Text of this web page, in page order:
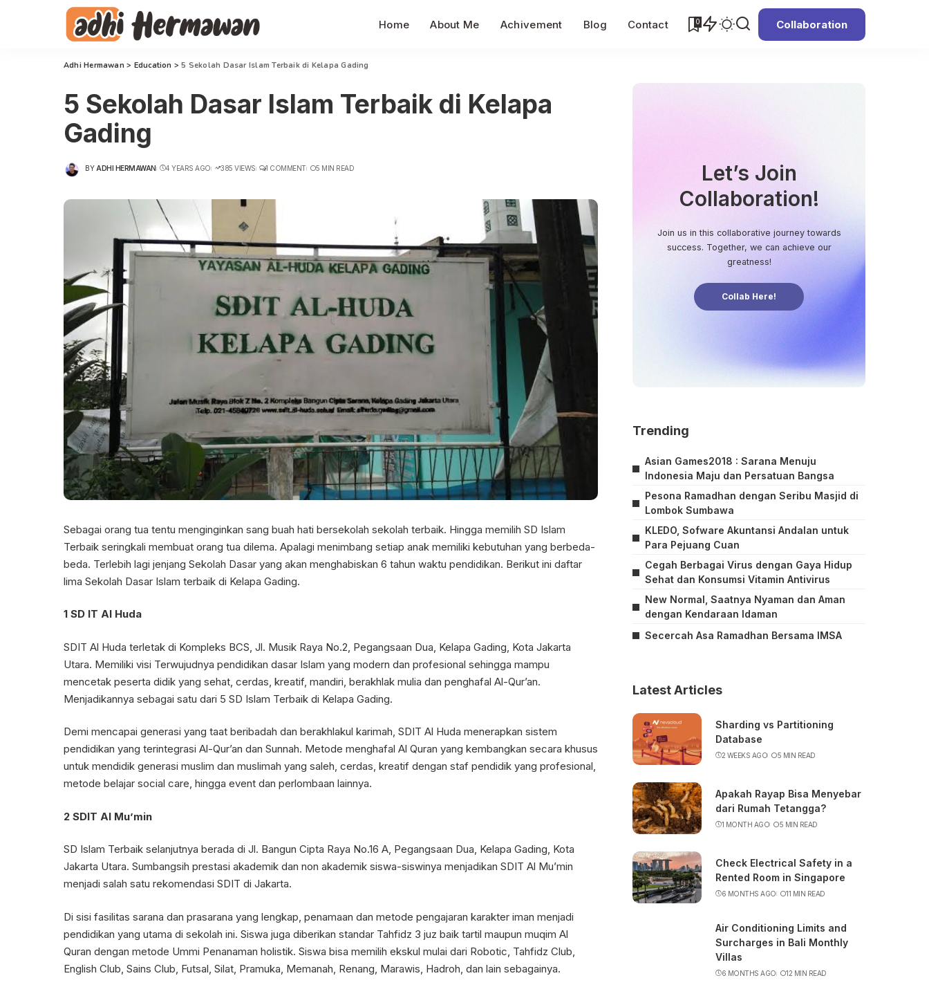
Home About Me Achivement Blog Contact 0 Collaboration
Adhi Hermawan > Education >5 Sekolah Dasar Islam Terbaik di Kelapa Gading
5 Sekolah Dasar Islam Terbaik di Kelapa
Gading
POSTED
BY ADHI HERMAWAN 4 YEARS AGO 385 VIEWS 1 COMMENT 5 MIN READ
Sebagai orang tua tentu menginginkan sang buah hati bersekolah sekolah terbaik. Hingga memilih SD Islam
Terbaik seringkali membuat orang tua dilema. Apalagi menimbang setiap anak memiliki kebutuhan yang berbeda-
beda. Terlebih lagi jenjang Sekolah Dasar yang akan menghabiskan 6 tahun waktu pendidikan. Berikut ini daftar
lima Sekolah Dasar Islam terbaik di Kelapa Gading.
1 SD IT Al Huda
SDIT Al Huda terletak di Kompleks BCS, Jl. Musik Raya No.2, Pegangsaan Dua, Kelapa Gading, Kota Jakarta
Utara. Memiliki visi Terwujudnya pendidikan dasar Islam yang modern dan profesional sehingga mampu
mencetak peserta didik yang sehat, cerdas, kreatif, mandiri, berakhlak mulia dan penghafal Al-Qur’an.
Menjadikannya sebagai satu dari 5 SD Islam Terbaik di Kelapa Gading.
Demi mencapai generasi yang taat beribadah dan berakhlakul karimah, SDIT Al Huda menerapkan sistem
pendidikan yang terintegrasi Al-Qur’an dan Sunnah. Metode menghafal Al Quran yang kembangkan secara khusus
untuk mendidik generasi muslim dan muslimah yang saleh, cerdas, kreatif dengan staf pendidik yang profesional,
metode belajar social care, hingga event dan perlombaan lainnya.
2 SDIT Al Mu’min
SD Islam Terbaik selanjutnya berada di Jl. Bangun Cipta Raya No.16 A, Pegangsaan Dua, Kelapa Gading, Kota
Jakarta Utara. Sumbangsih prestasi akademik dan non akademik siswa-siswinya menjadikan SDIT Al Mu’min
menjadi salah satu rekomendasi SDIT di Jakarta.
Di sisi fasilitas sarana dan prasarana yang lengkap, penamaan dan metode pengajaran karakter iman menjadi
pendidikan yang utama di sekolah ini. Siswa juga diberikan standar Tahfidz 3 juz baik tartil maupun muqim Al
Quran dengan metode Ummi Penanaman holistik. Siswa bisa memilih ekskul mulai dari Robotic, Tahfidz Club,
English Club, Sains Club, Futsal, Silat, Pramuka, Memanah, Renang, Marawis, Hadroh, dan lain sebagainya.
Let’s Join
Collaboration!
Join us in this collaborative journey towards
success. Together, we can achieve our
greatness!
Collab Here!
Trending
Asian Games2018 : Sarana Menuju
Indonesia Maju dan Persatuan Bangsa
Pesona Ramadhan dengan Seribu Masjid di
Lombok Sumbawa
KLEDO, Sofware Akuntansi Andalan untuk
Para Pejuang Cuan
Cegah Berbagai Virus dengan Gaya Hidup
Sehat dan Konsumsi Vitamin Antivirus
New Normal, Saatnya Nyaman dan Aman
dengan Kendaraan Idaman
Secercah Asa Ramadhan Bersama IMSA
Latest Articles
Sharding vs Partitioning
Database
2 WEEKS AGO 5 MIN READ
Apakah Rayap Bisa Menyebar
dari Rumah Tetangga?
1 MONTH AGO 5 MIN READ
Check Electrical Safety in a
Rented Room in Singapore
6 MONTHS AGO 11 MIN READ
Air Conditioning Limits and
Surcharges in Bali Monthly
Villas
6 MONTHS AGO 12 MIN READ